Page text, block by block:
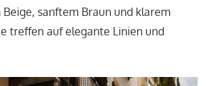
sanftem Braun und klarem
treffen auf elegante Linien und